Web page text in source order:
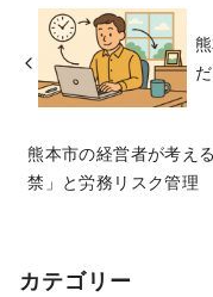
熊本市の経営者が考え
禁」と労務リスク管理
カテゴリー